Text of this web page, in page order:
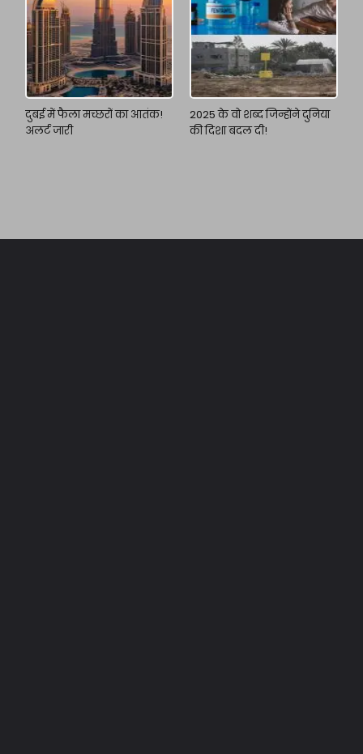
दुबई में फैला मच्छरों का आतंक!
अलर्ट जारी
2025 के वो शब्द जिन्होंने दुनिया
की दिशा बदल दी!